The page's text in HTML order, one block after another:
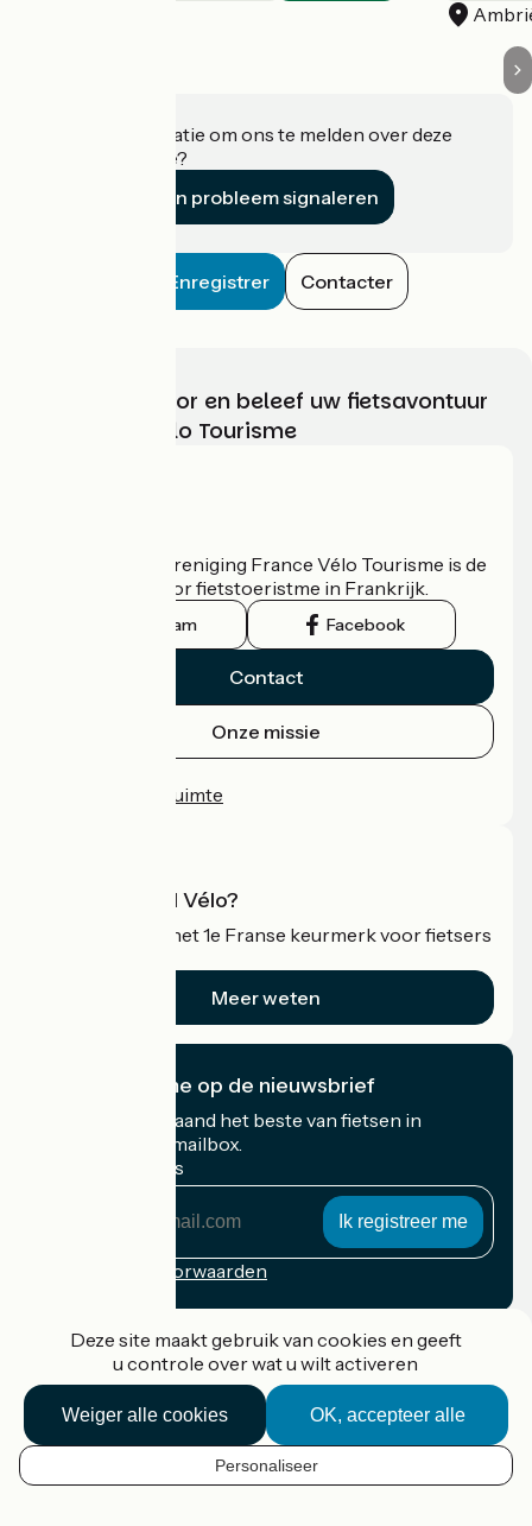
NL
Heeft u informatie om ons te melden over deze
accommodatie?
Een probleem signaleren
Enregistrer Contacter
Kies, bereid voor en beleef uw fietsavontuur
met France Vélo Tourisme
De nationale vereniging France Vélo Tourisme is de
officiële gids voor fietstoeristme in Frankrijk.
Instagram Facebook
Contact
Onze missie
Professionele ruimte
Wat is Accueil Vélo?
Accueil Vélo is het 1e Franse keurmerk voor fietsers
Meer weten
Ik abonneer me op de nieuwsbrief
Ontvang elke maand het beste van fietsen in
Frankrijk in uw mailbox.
Mijn e-mailadres
Inschrijvingsvoorwaarden
Accueil Vélo Pro
Contact
Wettelijke informatie
Deze site maakt gebruik van cookies en geeft
u controle over wat u wilt activeren
OK, accepteer alle
Weiger alle cookies
Personaliseer